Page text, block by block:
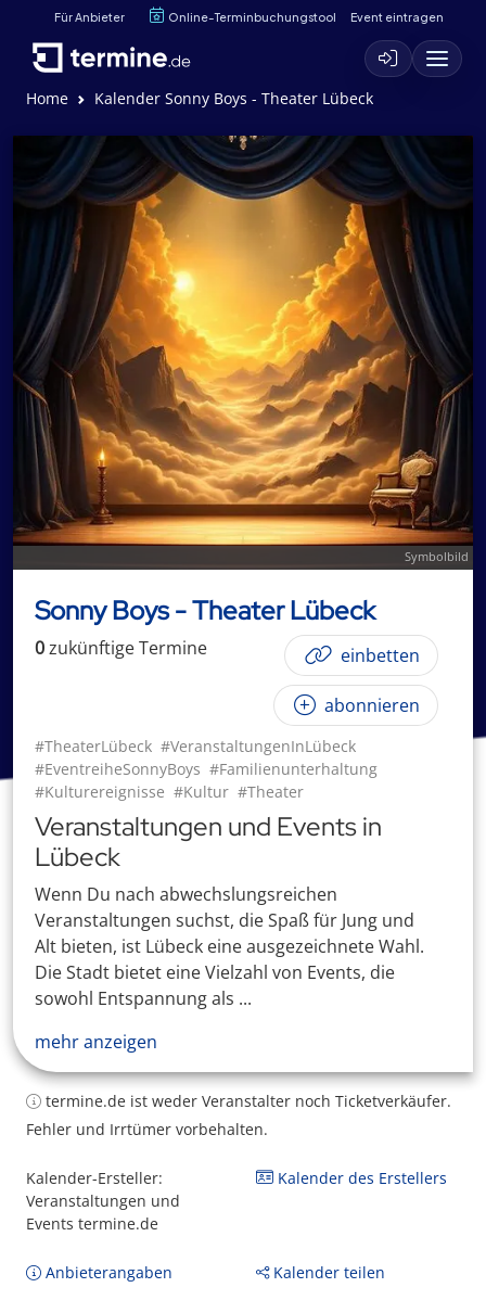
Für Anbieter Online-Terminbuchungstool Event eintragen
Home Kalender Sonny Boys - Theater Lübeck
Symbolbild
Sonny Boys - Theater Lübeck
0zukünftigeTermine einbetten
abonnieren
#TheaterLübeck #VeranstaltungenInLübeck
#EventreiheSonnyBoys #Familienunterhaltung
#Kulturereignisse #Kultur #Theater
Veranstaltungen und Events in
Lübeck
Wenn Du nach abwechslungsreichen
Veranstaltungen suchst, die Spaß für Jung und
Alt bieten, ist Lübeck eine ausgezeichnete Wahl.
Die Stadt bietet eine Vielzahl von Events, die
sowohl Entspannung als ...
mehr anzeigen
termine.de ist weder Veranstalter noch Ticketverkäufer.
Fehler und Irrtümer vorbehalten.
Kalender-Ersteller:
Veranstaltungen und
Events termine.de
Kalender des Erstellers
Anbieterangaben Kalender teilen